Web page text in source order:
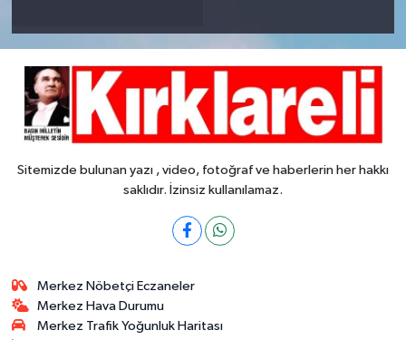
Sitemizde bulunan yazı , video, fotoğraf ve haberlerin her hakkı
saklıdır. İzinsiz kullanılamaz.
Merkez Nöbetçi Eczaneler
Merkez Hava Durumu
Merkez Trafik Yoğunluk Haritası